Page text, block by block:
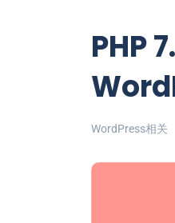
PHP
WordPress相关